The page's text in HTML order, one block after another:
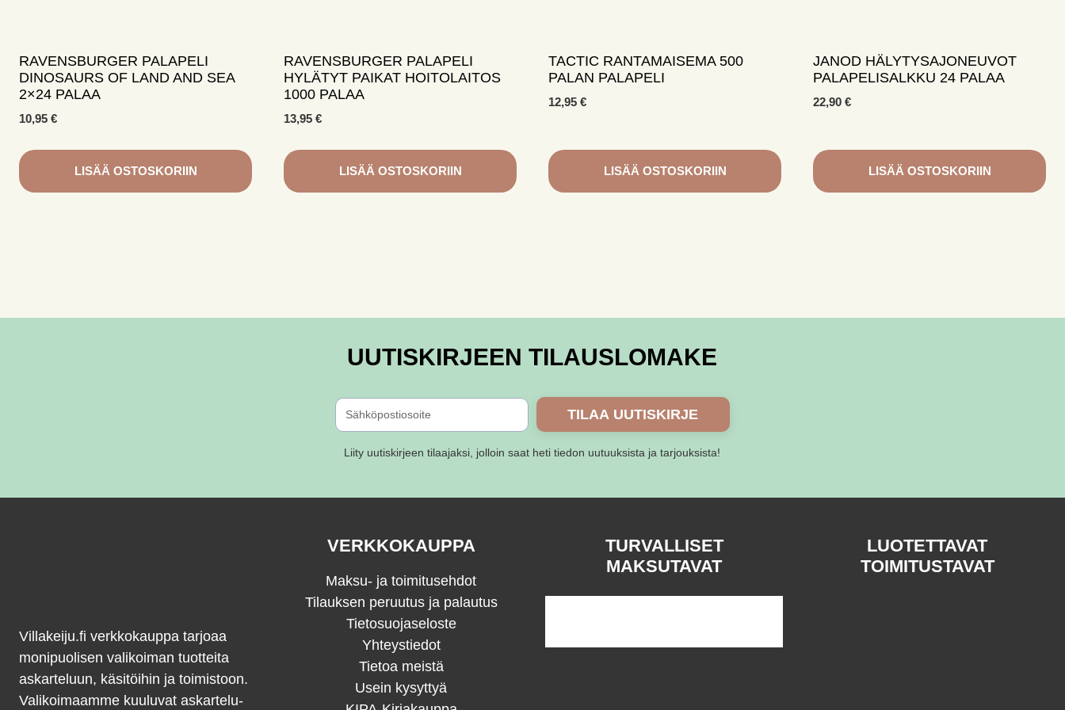
RAVENSBURGER PALAPELI
DINOSAURS OF LAND AND SEA
2×24 PALAA
10,95 €
LISÄÄ OSTOSKORIIN
RAVENSBURGER PALAPELI
HYLÄTYT PAIKAT HOITOLAITOS
1000 PALAA
13,95 €
LISÄÄ OSTOSKORIIN
TACTIC RANTAMAISEMA 500
PALAN PALAPELI
12,95 €
LISÄÄ OSTOSKORIIN
JANOD HÄLYTYSAJONEUVOT
PALAPELISALKKU 24 PALAA
22,90 €
LISÄÄ OSTOSKORIIN
UUTISKIRJEEN TILAUSLOMAKE
TILAA UUTISKIRJE
Liity uutiskirjeen tilaajaksi, jolloin saat heti tiedon uutuuksista ja tarjouksista!
Villakeiju.fi verkkokauppa tarjoaa
monipuolisen valikoiman tuotteita
askarteluun, käsitöihin ja toimistoon.
Valikoimaamme kuuluvat askartelu-
VERKKOKAUPPA
Maksu- ja toimitusehdot
Tilauksen peruutus ja palautus
Tietosuojaseloste
Yhteystiedot
Tietoa meistä
Usein kysyttyä
TURVALLISET
MAKSUTAVAT
LUOTETTAVAT
TOIMITUSTAVAT